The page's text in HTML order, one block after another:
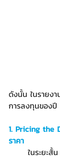
ดังนั้น ในรายง
การลงทุนของปี
1. Pricing the
ราคา